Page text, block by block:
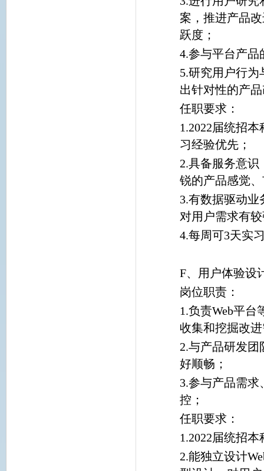
案，推进产品
跃度；
4.参与平台产
5.研究用户行
出针对性的产
任职要求：
1.2022届统招
习经验优先；
2.具备服务意
锐的产品感觉
3.有数据驱动
对用户需求有
4.每周可3天实
F、用户体验设
岗位职责：
1.负责Web平
收集和挖掘改
2.与产品研发
好顺畅；
3.参与产品需
控；
任职要求：
1.2022届统招
2.能独立设计